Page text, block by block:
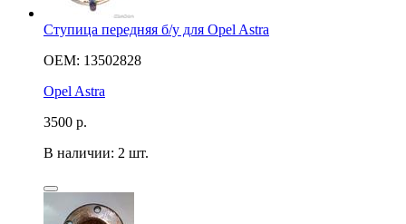
Ступица передняя б/у для Opel Astra
OEM: 13502828
Opel Astra
3500 р.
В наличии: 2 шт.